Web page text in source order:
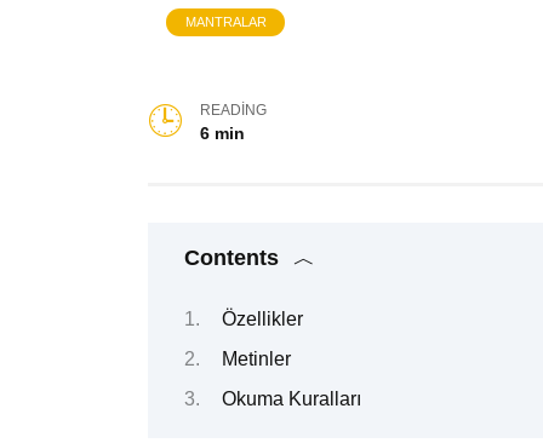
MANTRALAR
READING
6 min
Contents
Özellikler
Metinler
Okuma Kuralları